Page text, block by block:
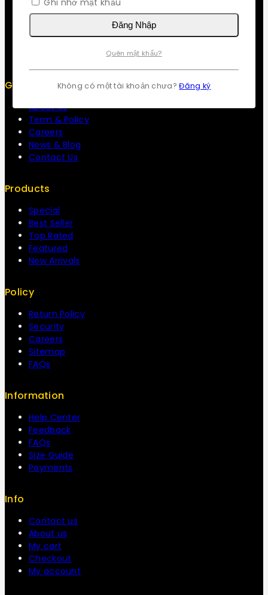
Contact us
About us
Get To Know Us
About Us
Term & Policy
Careers
News & Blog
Contact Us
Products
Special
Best Seller
Top Rated
Featured
New Arrivals
Policy
Return Policy
Security
Careers
Sitemap
FAQs
Information
Help Center
Feedback
FAQs
Size Guide
Payments
Info
Contact us
About us
My cart
Checkout
My account
Đăng Nhập
Quên mật khẩu?
Không có một tài khoản chưa?Đăng ký